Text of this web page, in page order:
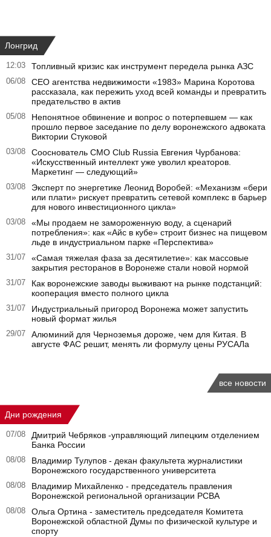
Лонгрид
12:03 Топливный кризис как инструмент передела рынка АЗС
06/08
CEO агентства недвижимости «1983» Марина Коротова
рассказала, как пережить уход всей команды и превратить
предательство в актив
05/08
Непонятное обвинение и вопрос о потерпевшем — как
прошло первое заседание по делу воронежского адвоката
Виктории Стуковой
03/08
Сооснователь CMO Club Russia Евгения Чурбанова:
«Искусственный интеллект уже уволил креаторов.
Маркетинг — следующий»
03/08
Эксперт по энергетике Леонид Воробей: «Механизм «бери
или плати» рискует превратить сетевой комплекс в барьер
для нового инвестиционного цикла»
03/08
«Мы продаем не замороженную воду, а сценарий
потребления»: как «Айс в кубе» строит бизнес на пищевом
льде в индустриальном парке «Перспектива»
31/07
«Самая тяжелая фаза за десятилетие»: как массовые
закрытия ресторанов в Воронеже стали новой нормой
31/07
Как воронежские заводы выживают на рынке подстанций:
кооперация вместо полного цикла
31/07
Индустриальный пригород Воронежа может запустить
новый формат жилья
29/07
Алюминий для Черноземья дороже, чем для Китая. В
августе ФАС решит, менять ли формулу цены РУСАЛа
все новости
Дни рождения
07/08
Дмитрий Чебряков -управляющий липецким отделением
Банка России
08/08
Владимир Тулупов - декан факультета журналистики
Воронежского государственного университета
08/08
Владимир Михайленко - председатель правления
Воронежской региональной организации РСВА
08/08
Ольга Ортина - заместитель председателя Комитета
Воронежской областной Думы по физической культуре и
спорту